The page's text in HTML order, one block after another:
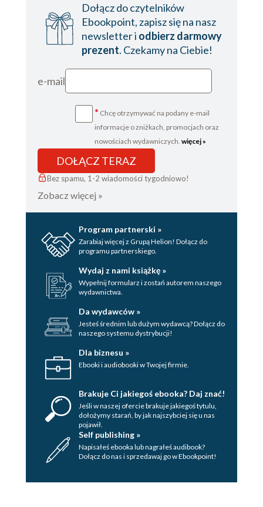
Dołącz do czytelników
Ebookpoint, zapisz się na nasz
newsletter i odbierz darmowy
prezent. Czekamy na Ciebie!
e-mail
* Chcę otrzymywać na podany e-mail
informacje o zniżkach, promocjach oraz
nowościach wydawniczych. więcej »
DOŁĄCZ TERAZ
Bez spamu, 1-2 wiadomości tygodniowo!
Zobacz więcej »
Program partnerski »
Zarabiaj więcej z Grupą Helion! Dołącz do
programu partnerskiego.
Wydaj z nami książkę »
Wypełnij formularz i zostań autorem naszego
wydawnictwa.
Da wydawców »
Jesteś średnim lub dużym wydawcą? Dołącz do
naszego systemu dystrybucji!
Dla biznesu »
Ebooki i audiobooki w Twojej firmie.
Brakuje Ci jakiegoś ebooka? Daj znać!
Jeśli w naszej ofercie brakuje jakiegoś tytulu,
dołożymy starań, by jak najszybciej się u nas
pojawił.
Self publishing »
Napisałeś ebooka lub nagrałeś audibook?
Dołącz do nas i sprzedawaj go w Ebookpoint!